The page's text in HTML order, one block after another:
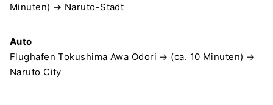
Minuten) → Naruto-Stadt
Auto
Flughafen Tokushima Awa Odori → (ca. 10 Minuten) →
Naruto City